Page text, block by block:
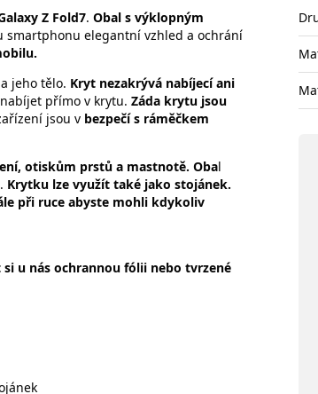
Z Fold7. Obal s výklopným
smartphonu elegantní vzhled a ochrání
jeho tělo. Kryt nezakrývá nabíjecí ani
nabíjet přímo v krytu. Záda krytu jsou
jsou v bezpečí s ráměčkem
otiskům prstů a mastnotě. Obal
Krytku lze využít také jako stojánek.
při ruce abyste mohli kdykoliv
u nás ochrannou fólii nebo tvrzené